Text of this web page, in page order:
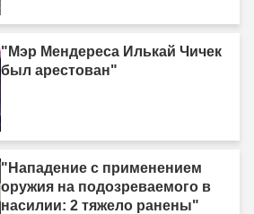
"Мэр Мендереса Илькай Чичек
был арестован"
"Нападение с применением
оружия на подозреваемого в
насилии: 2 тяжело ранены"